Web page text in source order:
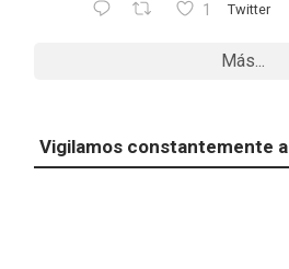
1 Twitter
Más...
Vigilamos constantemente a